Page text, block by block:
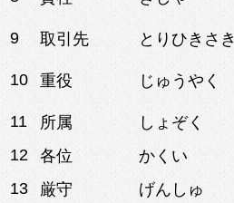
9 取引先 とりひきさき
10 重役 じゅうやく
11 所属 しょぞく
12
各位 かくい
13
厳守 げんしゅ